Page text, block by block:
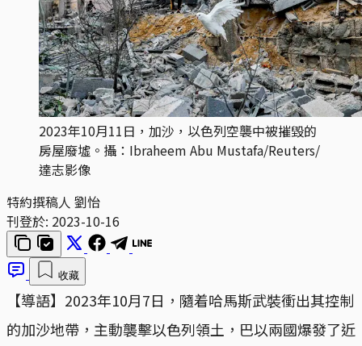
2023年10月11日，加沙，以色列空襲中被摧毀的
房屋廢墟。攝：Ibraheem Abu Mustafa/Reuters/
達志影像
特約撰稿人 劉怡
刊登於: 2023-10-16
收藏
【導語】2023年10月7日，隨着哈馬斯武裝衝出其控制
的加沙地帶，主動襲擊以色列領土，巴以兩國爆發了近